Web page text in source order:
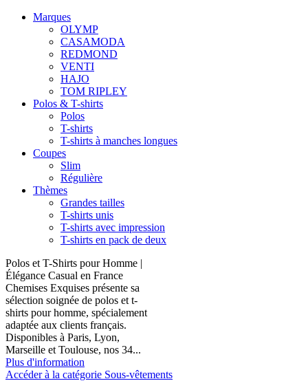
Marques
OLYMP
CASAMODA
REDMOND
VENTI
HAJO
TOM RIPLEY
Polos & T-shirts
Polos
T-shirts
T-shirts à manches longues
Coupes
Slim
Régulière
Thèmes
Grandes tailles
T-shirts unis
T-shirts avec impression
T-shirts en pack de deux
Polos et T-Shirts pour Homme |
Élégance Casual en France
Chemises Exquises présente sa
sélection soignée de polos et t-
shirts pour homme, spécialement
adaptée aux clients français.
Disponibles à Paris, Lyon,
Marseille et Toulouse, nos 34...
Plus d'information
Accéder à la catégorie Sous-vêtements